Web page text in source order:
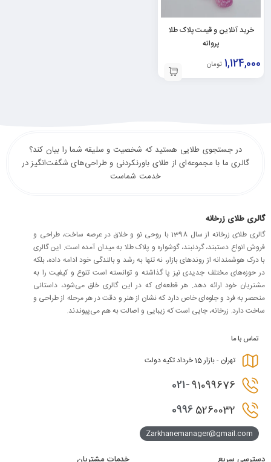
خرید آنلاین و قیمت پلاک طلا
پروانه
1,124,000 تومان
در جستجوی طلایی هستید که شخصیت و سلیقه شما را بیان کند؟
گالری ما با مجموعه‌ای از طلای باورنکردنی و طراحی‌های شگفت‌انگیز در
خدمت شماست
گالری طلای زرخانه
گالری طلای زرخانه از سال 1398 با روحی نو و خلاق در عرصه ساخت، طراحی و
فروش انواع دستبند، گردنبند، گوشواره و پلاک طلا به میدان آمده است. این گالری
با درک هوشمندانه از روندهای بازار، نه تنها به رشد و بالندگی خود ادامه داده، بلکه
در حوزه‌های مختلف جدیدی نیز پا گذاشته و توانسته است تنوع و کیفیت را به
مشتریان خود ارائه دهد. هر قطعه‌ای که در این گالری خلق می‌شود، داستانی
منحصر به فرد و جلوه‌ای خاص دارد که نشان از هنر و دقت در هر مرحله از طراحی و
ساخت دارد. زرخانه، جایی است که زیبایی و اصالت به هم می‌پیوندند.
تماس با ما
تهران - بازار 15 خرداد تکیه دولت
021-91099676
09965260032
Zarkhanemanager@gmail.com
دسترسی سریع خدمات مشتریان